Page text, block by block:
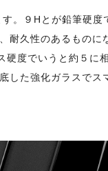
。９Hとが鉛筆硬度
耐久性のあるものに
硬度でいうと約５に
した強化ガラスでス